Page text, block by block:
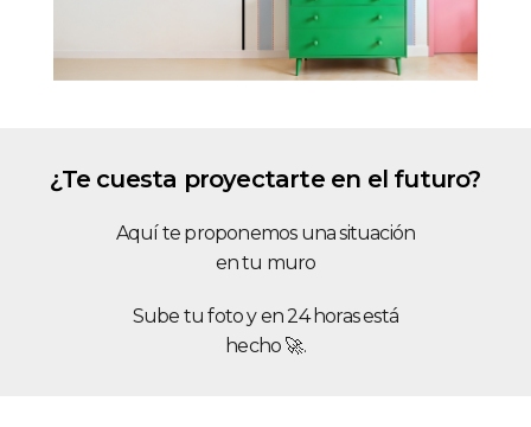
¿Te cuesta proyectarte en el futuro?
Aquí te proponemos una situación
en tu muro
Sube tu foto y en 24 horas está
hecho 🚀.